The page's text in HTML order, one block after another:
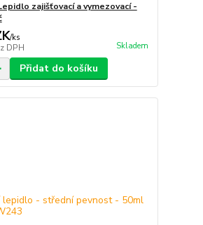
zajišťovací a vymezovací -
/ks
DPH Skladem
Přidat do košíku